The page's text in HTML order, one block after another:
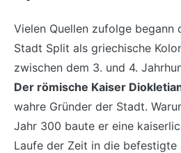
Vielen Quellen zufolge begann
Stadt Split als griechische
zwischen dem 3. und 4.
Der römische Kaiser
wahre Gründer der Stadt.
Jahr 300 baute er eine
Laufe der Zeit in die befestigte